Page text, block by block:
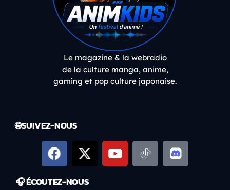
Le magazine & la webradio
de la culture manga, anime,
gaming et pop culture japonaise.
🌐 SUIVEZ-NOUS
🎧 ÉCOUTEZ-NOUS